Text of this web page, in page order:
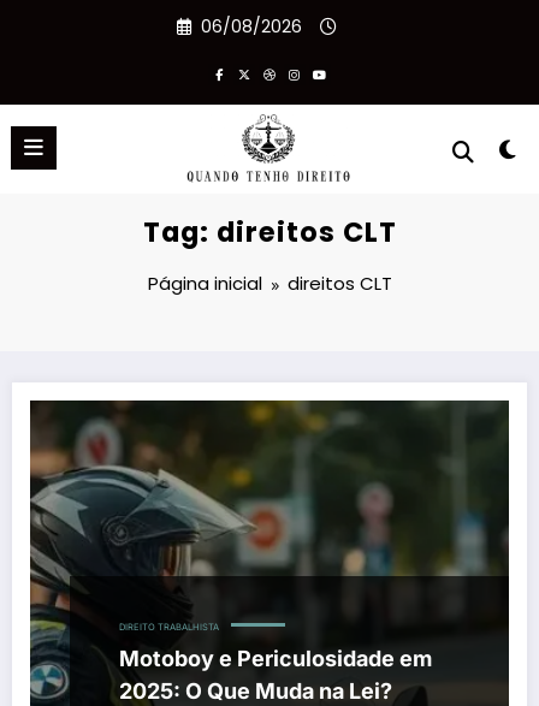
06/08/2026
Tag: direitos CLT
Página inicial direitos CLT
DIREITO TRABALHISTA
Motoboy e Periculosidade em
2025: O Que Muda na Lei?